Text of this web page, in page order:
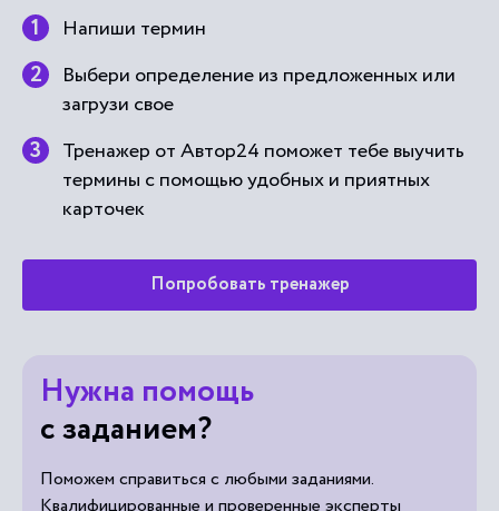
Напиши термин
Выбери определение из предложенных или
загрузи свое
Тренажер от Автор24 поможет тебе выучить
термины с помощью удобных и приятных
карточек
Попробовать тренажер
Нужна помощь
с заданием?
Поможем справиться с любыми заданиями.
Квалифицированные и проверенные эксперты